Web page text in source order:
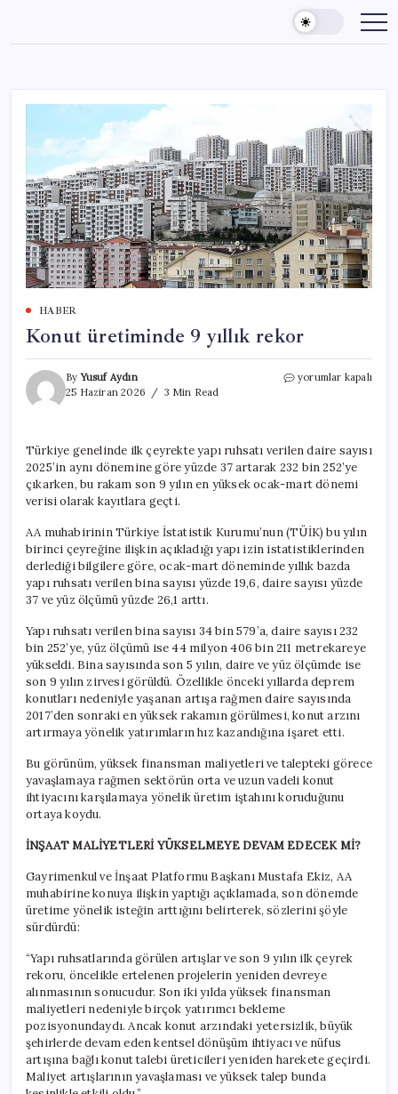
content
HABER
Konut üretiminde 9 yıllık rekor
ByYusuf Aydın
25 Haziran 2026
3 Min Read
Konut
için
yorumlar kapalı
Türkiye genelinde ilk çeyrekte yapı ruhsatı verilen daire sayısı
2025’in aynı dönemine göre yüzde 37 artarak 232 bin 252’ye
çıkarken, bu rakam son 9 yılın en yüksek ocak-mart dönemi
verisi olarak kayıtlara geçti.
AA muhabirinin Türkiye İstatistik Kurumu’nun (TÜİK) bu yılın
birinci çeyreğine ilişkin açıkladığı yapı izin istatistiklerinden
derlediği bilgilere göre, ocak-mart döneminde yıllık bazda
yapı ruhsatı verilen bina sayısı yüzde 19,6, daire sayısı yüzde
37 ve yüz ölçümü yüzde 26,1 arttı.
Yapı ruhsatı verilen bina sayısı 34 bin 579’a, daire sayısı 232
bin 252’ye, yüz ölçümü ise 44 milyon 406 bin 211 metrekareye
yükseldi. Bina sayısında son 5 yılın, daire ve yüz ölçümde ise
son 9 yılın zirvesi görüldü. Özellikle önceki yıllarda deprem
konutları nedeniyle yaşanan artışa rağmen daire sayısında
2017’den sonraki en yüksek rakamın görülmesi, konut arzını
artırmaya yönelik yatırımların hız kazandığına işaret etti.
Bu görünüm, yüksek finansman maliyetleri ve talepteki görece
yavaşlamaya rağmen sektörün orta ve uzun vadeli konut
ihtiyacını karşılamaya yönelik üretim iştahını koruduğunu
ortaya koydu.
İNŞAAT MALİYETLERİ YÜKSELMEYE DEVAM EDECEK Mİ?
Gayrimenkul ve İnşaat Platformu Başkanı Mustafa Ekiz, AA
muhabirine konuya ilişkin yaptığı açıklamada, son dönemde
üretime yönelik isteğin arttığını belirterek, sözlerini şöyle
sürdürdü:
“Yapı ruhsatlarında görülen artışlar ve son 9 yılın ilk çeyrek
rekoru, öncelikle ertelenen projelerin yeniden devreye
alınmasının sonucudur. Son iki yılda yüksek finansman
maliyetleri nedeniyle birçok yatırımcı bekleme
pozisyonundaydı. Ancak konut arzındaki yetersizlik, büyük
şehirlerde devam eden kentsel dönüşüm ihtiyacı ve nüfus
artışına bağlı konut talebi üreticileri yeniden harekete geçirdi.
Maliyet artışlarının yavaşlaması ve yüksek talep bunda